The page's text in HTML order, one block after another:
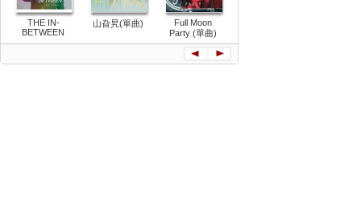
THE IN-
BETWEEN
山旮旯(單曲)
Full Moon
Party (單曲)